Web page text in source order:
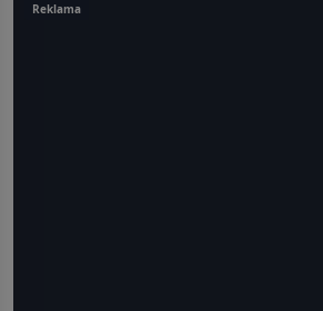
Reklama